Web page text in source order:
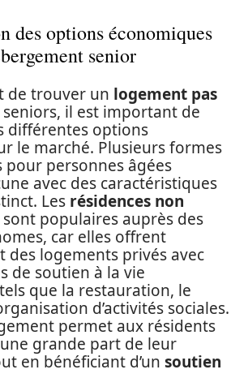
des options économiques
senior
de trouver un logement pas
il est important de
différentes options
le marché. Plusieurs formes
pour personnes âgées
avec des caractéristiques
Les résidences non
sont populaires auprès des
car elles offrent
des logements privés avec
de soutien à la vie
que la restauration, le
d’activités sociales.
permet aux résidents
grande part de leur
en bénéficiant d’un soutien